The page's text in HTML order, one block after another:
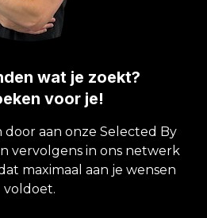
wat je zoekt?
voor je!
door aan onze Selected By
vervolgens in ons netwerk
maximaal aan je wensen
voldoet.